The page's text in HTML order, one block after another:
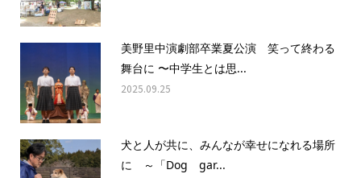
美野里中演劇部卒業夏公演 笑って終わる
舞台に 〜中学生とは思...
2025.09.25
犬と人が共に、みんなが幸せになれる場所
に ～「Dog gar...